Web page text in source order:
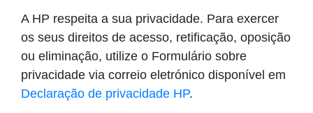
A HP respeita a sua privacidade. Para exercer
os seus direitos de acesso, retificação, oposição
ou eliminação, utilize o Formulário sobre
privacidade via correio eletrónico disponível em
Declaração de privacidade HP.